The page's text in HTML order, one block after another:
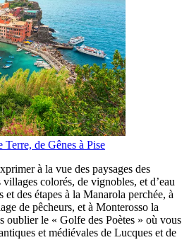
Terre, de Gênes à Pise
à la vue des paysages des
colorés, de vignobles, et d’eau
des étapes à la Manarola perchée, à
de pêcheurs, et à Monterosso la
oublier le « Golfe des Poètes » où vous
et médiévales de Lucques et de